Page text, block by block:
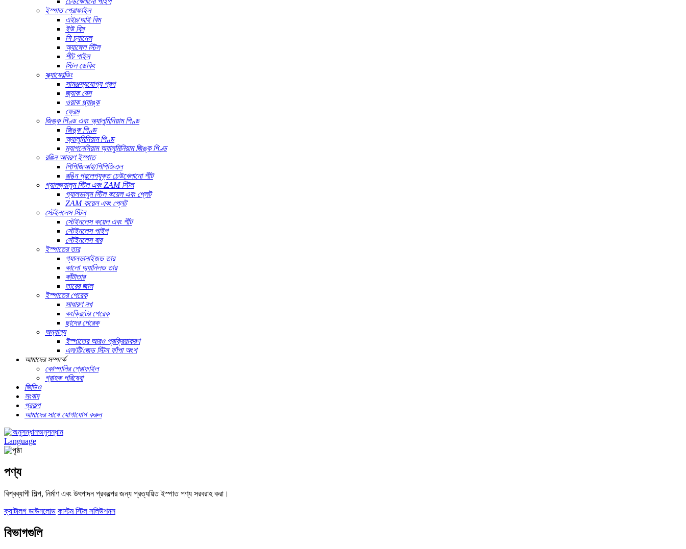
ইস্পাত প্রোফাইল
এইচ/আই বিম
ইউ বিম
সি চ্যানেল
অ্যাঙ্গেল স্টিল
শীট পাইল
স্টিল ডেকিং
স্ক্যাফোল্ডিং
সামঞ্জস্যযোগ্য প্রপ
জ্যাক বেস
ওয়াক প্ল্যাঙ্ক
ফ্রেম
জিঙ্ক পিণ্ড এবং অ্যালুমিনিয়াম পিণ্ড
জিঙ্ক পিণ্ড
অ্যালুমিনিয়াম পিণ্ড
ম্যাগনেসিয়াম অ্যালুমিনিয়াম জিঙ্ক পিণ্ড
রঙিন আবরণ ইস্পাত
পিপিজিআই/পিপিজিএল
রঙিন প্রলেপযুক্ত ঢেউখেলানো শীট
গ্যালভ্যালুম স্টিল এবং ZAM স্টিল
গ্যালভালুম স্টিল কয়েল এবং প্লেট
ZAM কয়েল এবং প্লেট
স্টেইনলেস স্টিল
স্টেইনলেস কয়েল এবং শীট
স্টেইনলেস পাইপ
স্টেইনলেস বার
ইস্পাতের তার
গ্যালভানাইজড তার
কালো অ্যানিলড তার
কাঁটাতার
তারের জাল
ইস্পাতের পেরেক
সাধারণ নখ
কংক্রিটের পেরেক
ছাদের পেরেক
অন্যান্য
ইস্পাতের আরও প্রক্রিয়াকরণ
এল/টি/জেড স্টিল ফাঁপা অংশ
আমাদের সম্পর্কে
কোম্পানির প্রোফাইল
গ্রাহক পরিষেবা
ভিডিও
সংবাদ
প্রকল্প
আমাদের সাথে যোগাযোগ করুন
অনুসন্ধান
Language
পণ্য
বিশ্বব্যাপী শিল্প, নির্মাণ এবং উৎপাদন প্রকল্পের জন্য প্রত্যয়িত ইস্পাত পণ্য সরবরাহ করা।
ক্যাটালগ ডাউনলোড কাস্টম স্টিল সলিউশনস
বিভাগগুলি